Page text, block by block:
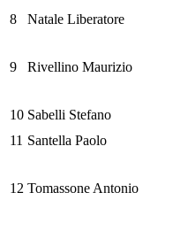
8 Natale Liberatore
9 Rivellino Maurizio
10 Sabelli Stefano
11 Santella Paolo
12 Tomassone Antonio